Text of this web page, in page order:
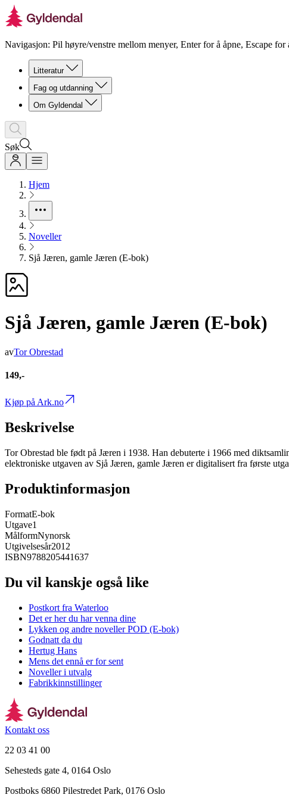
Navigasjon: Pil høyre/venstre mellom menyer, Enter for å åpne, Escape for
Litteratur
Fag og utdanning
Om Gyldendal
Søk
Hjem
Noveller
Sjå Jæren, gamle Jæren (E-bok)
Sjå Jæren, gamle Jæren (E-bok)
avTor Obrestad
149,-
Kjøp på Ark.no
Beskrivelse
Tor Obrestad ble født på Jæren i 1938. Han debuterte i 1966 med
elektroniske utgaven av Sjå Jæren, gamle Jæren er digitalisert fra første
Produktinformasjon
FormatE-bok
Utgave1
MålformNynorsk
Utgivelsesår2012
ISBN9788205441637
Du vil kanskje også like
Postkort fra Waterloo
Det er her du har venna dine
Lykken og andre noveller POD (E-bok)
Godnatt da du
Hertug Hans
Mens det ennå er for sent
Noveller i utvalg
Fabrikkinnstillinger
Kontakt oss
22 03 41 00
Sehesteds gate 4, 0164 Oslo
Postboks 6860 Pilestredet Park, 0176 Oslo